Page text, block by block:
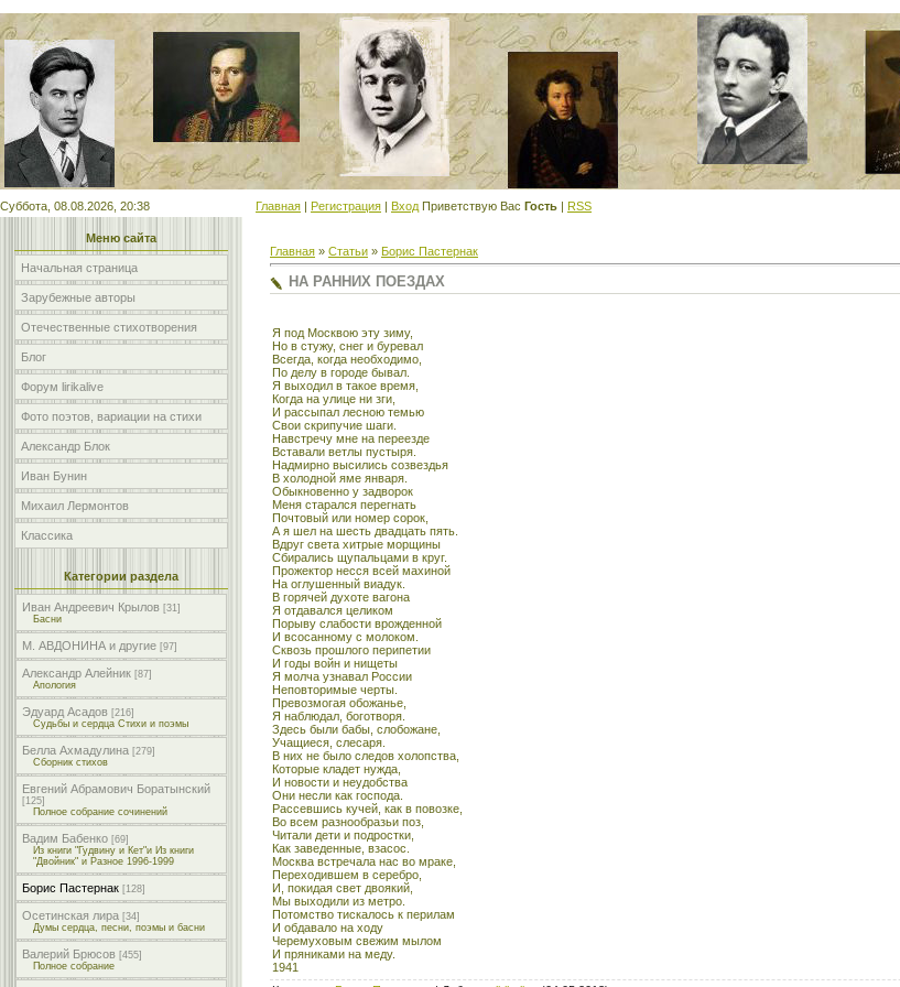
Суббота, 08.08.2026, 20:38 Главная | Регистрация | Вход Приветствую Вас Гость | RSS
Меню сайта
Начальная страница
Зарубежные авторы
Отечественные стихотворения
Блог
Форум lirikalive
Фото поэтов, вариации на стихи
Александр Блок
Иван Бунин
Михаил Лермонтов
Классика
Категории раздела
Иван Андреевич Крылов [31]
Басни
М. АВДОНИНА и другие [97]
Александр Алейник [87]
Апология
Эдуард Асадов [216]
Судьбы и сердца Стихи и поэмы
Белла Ахмадулина [279]
Сборник стихов
Евгений Абрамович Боратынский
[125]
Полное собрание сочинений
Вадим Бабенко [69]
Из книги "Гудвину и Кет"и Из книги
"Двойник" и Разное 1996-1999
Борис Пастернак [128]
Осетинская лира [34]
Думы сердца, песни, поэмы и басни
Валерий Брюсов [455]
Полное собрание
Главная » Статьи » Борис Пастернак
НА РАННИХ ПОЕЗДАХ
Я под Москвою эту зиму,
Но в стужу, снег и буревал
Всегда, когда необходимо,
По делу в городе бывал.
Я выходил в такое время,
Когда на улице ни зги,
И рассыпал лесною темью
Свои скрипучие шаги.
Навстречу мне на переезде
Вставали ветлы пустыря.
Надмирно высились созвездья
В холодной яме января.
Обыкновенно у задворок
Меня старался перегнать
Почтовый или номер сорок,
А я шел на шесть двадцать пять.
Вдруг света хитрые морщины
Сбирались щупальцами в круг.
Прожектор несся всей махиной
На оглушенный виадук.
В горячей духоте вагона
Я отдавался целиком
Порыву слабости врожденной
И всосанному с молоком.
Сквозь прошлого перипетии
И годы войн и нищеты
Я молча узнавал России
Неповторимые черты.
Превозмогая обожанье,
Я наблюдал, боготворя.
Здесь были бабы, слобожане,
Учащиеся, слесаря.
В них не было следов холопства,
Которые кладет нужда,
И новости и неудобства
Они несли как господа.
Рассевшись кучей, как в повозке,
Во всем разнообразьи поз,
Читали дети и подростки,
Как заведенные, взасос.
Москва встречала нас во мраке,
Переходившем в серебро,
И, покидая свет двоякий,
Мы выходили из метро.
Потомство тискалось к перилам
И обдавало на ходу
Черемуховым свежим мылом
И пряниками на меду.
1941